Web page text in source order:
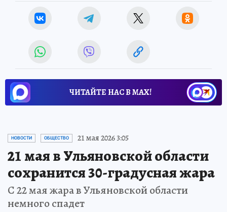
ЧИТАЙТЕ НАС В МАХ!
НОВОСТИ ОБЩЕСТВО 21 мая 2026 3:05
21 мая в Ульяновской области
сохранится 30-градусная жара
С 22 мая жара в Ульяновской области
немного спадет